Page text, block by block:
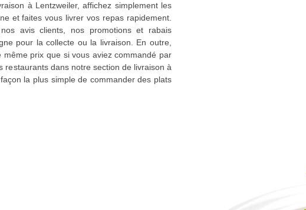
à Lentzweiler, affichez simplement les
et faites vous livrer vos repas rapidement.
avis clients, nos promotions et rabais
pour la collecte ou la livraison. En outre,
prix que si vous aviez commandé par
restaurants dans notre section de livraison à
la plus simple de commander des plats